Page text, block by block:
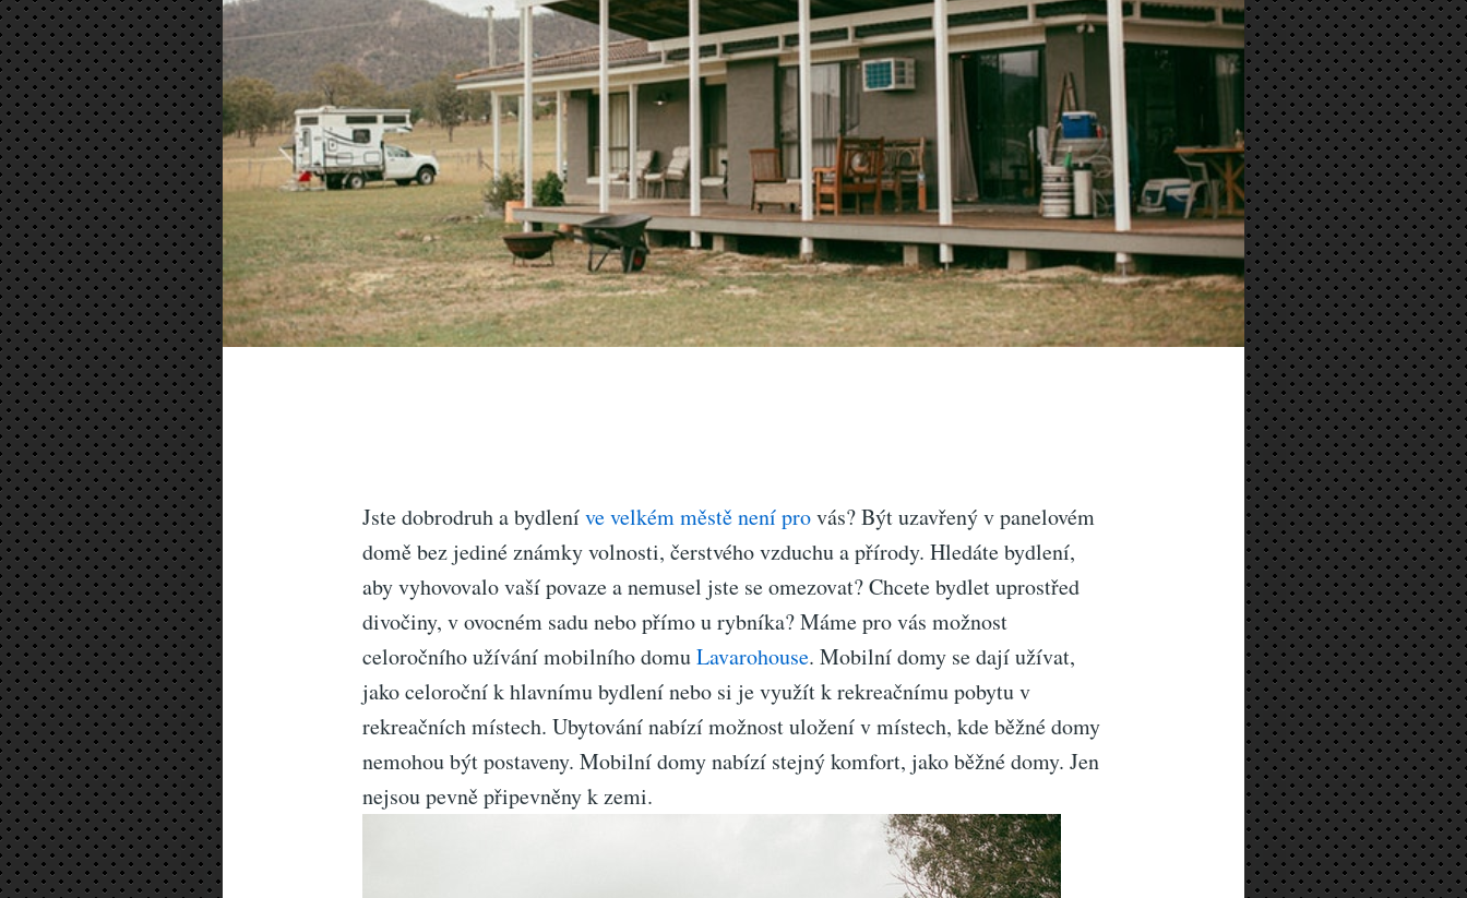
Jste dobrodruh a bydleníve velkém městě není provás? Být uzavřený v panelovém
domě bez jediné známky volnosti, čerstvého vzduchu a přírody. Hledáte bydlení,
aby vyhovovalo vaší povaze a nemusel jste se omezovat? Chcete bydlet uprostřed
divočiny, v ovocném sadu nebo přímo u rybníka? Máme pro vás možnost
celoročního užívání mobilního domuLavarohouse. Mobilní domy se dají užívat,
jako celoroční k hlavnímu bydlení nebo si je využít k rekreačnímu pobytu v
rekreačních místech. Ubytování nabízí možnost uložení v místech, kde běžné domy
nemohou být postaveny. Mobilní domy nabízí stejný komfort, jako běžné domy. Jen
nejsou pevně připevněny k zemi.